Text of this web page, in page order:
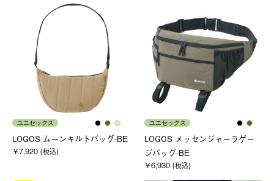
ユニセックス
LOGOS ムーンキルトバッグ-BE
￥7,920 (税込)
ユニセックス
LOGOS メッセンジャーラゲー
ジバッグ-BE
￥6,930 (税込)